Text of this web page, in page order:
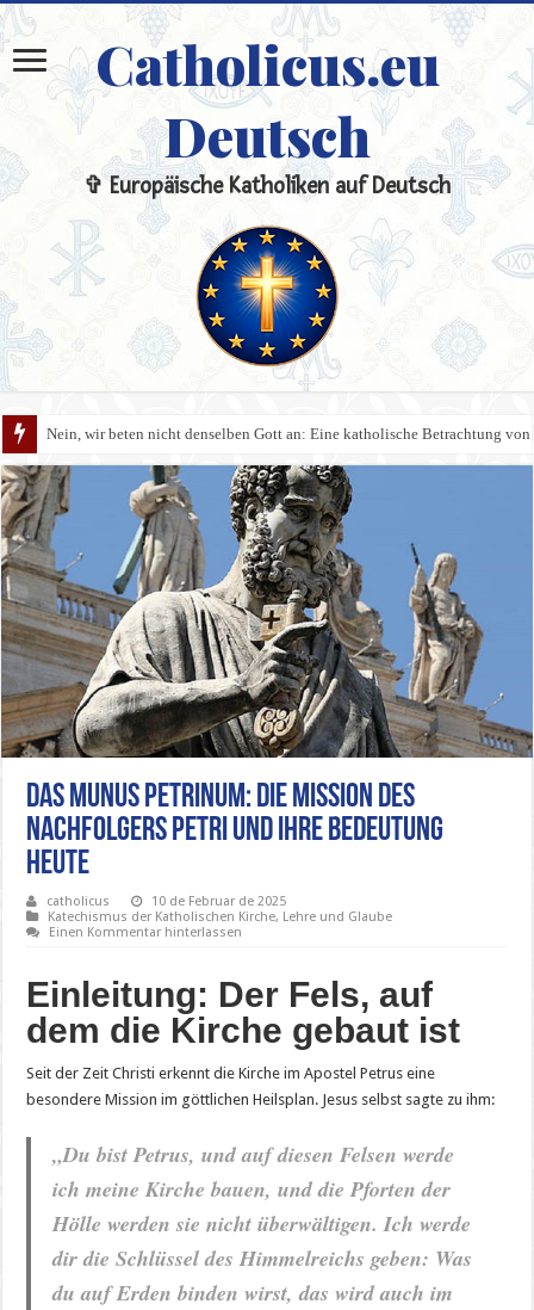
Catholicus.eu
Deutsch
✞ Europäische Katholiken auf Deutsch
Nein, wir beten nicht denselben Gott an: Eine katholische Betrachtung
Das Munus Petrinum: Die Mission des
Nachfolgers Petri und ihre Bedeutung
heute
catholicus
10 de Februar de 2025
Katechismus der Katholischen Kirche, Lehre und Glaube
Einen Kommentar hinterlassen
Einleitung: Der Fels, auf
dem die Kirche gebaut ist
Seit der Zeit Christi erkennt die Kirche im Apostel Petrus eine
besondere Mission im göttlichen Heilsplan. Jesus selbst sagte zu ihm:
„Du bist Petrus, und auf diesen Felsen werde
ich meine Kirche bauen, und die Pforten der
Hölle werden sie nicht überwältigen. Ich werde
dir die Schlüssel des Himmelreichs geben: Was
du auf Erden binden wirst, das wird auch im